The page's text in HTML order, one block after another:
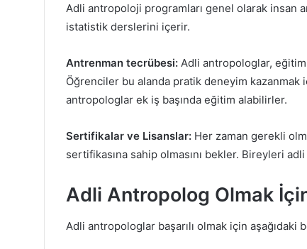
Adli antropoloji programları genel olarak insan
istatistik derslerini içerir.
Antrenman tecrübesi: Adli antropologlar,
Öğrenciler bu alanda pratik deneyim kazanmak
antropologlar ek iş başında eğitim alabilirler.
Sertifikalar ve Lisanslar: Her zaman gerekli
sertifikasına sahip olmasını bekler. Bireyleri
Adli Antropolog Olmak
Adli antropologlar başarılı olmak için